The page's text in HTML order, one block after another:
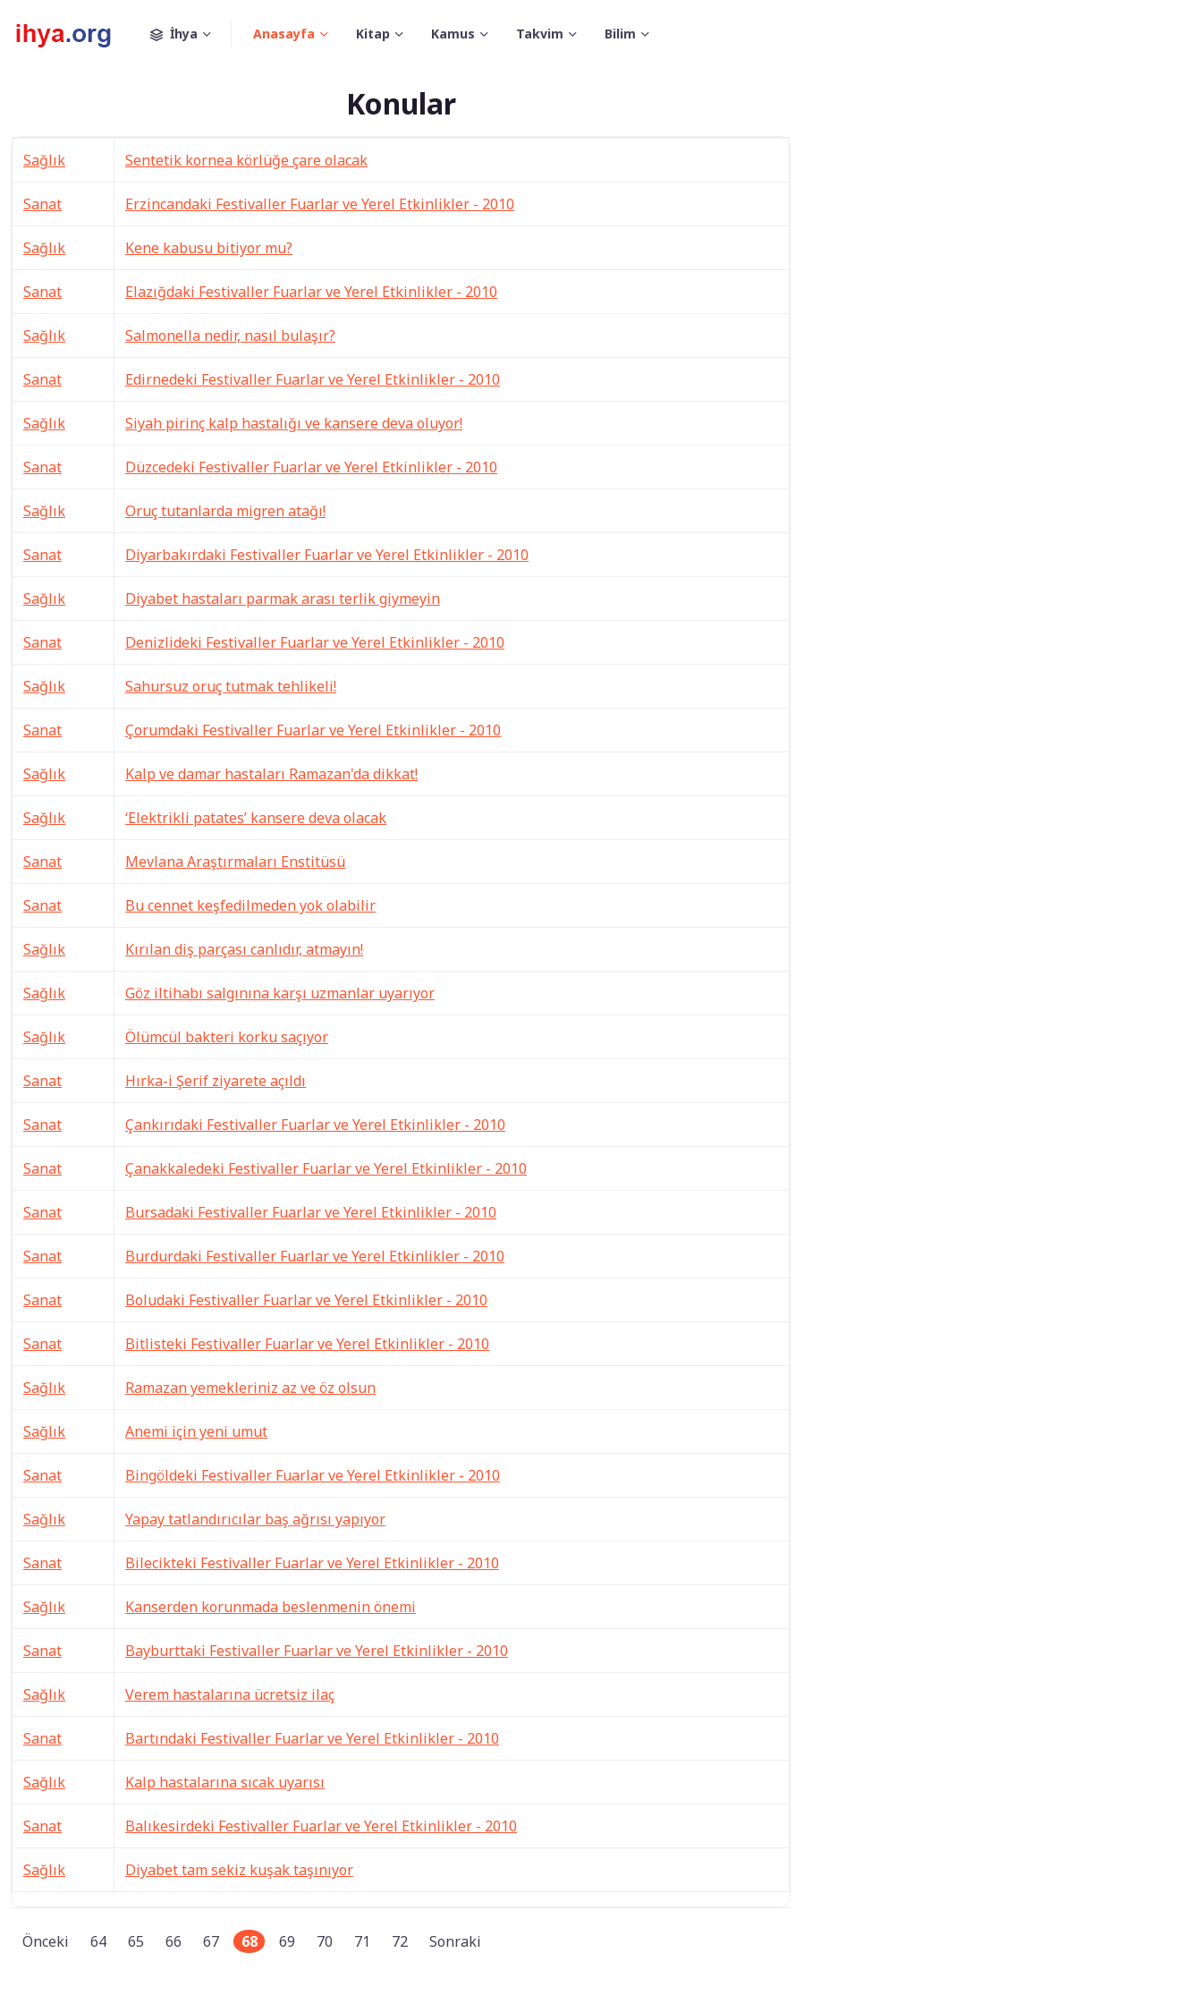
İhya Anasayfa Kitap Kamus Takvim Bilim
Konular
Sağlık Sentetik kornea körlüğe çare olacak
Sanat Erzincandaki Festivaller Fuarlar ve Yerel Etkinlikler - 2010
Sağlık Kene kabusu bitiyor mu?
Sanat Elazığdaki Festivaller Fuarlar ve Yerel Etkinlikler - 2010
Sağlık Salmonella nedir, nasıl bulaşır?
Sanat Edirnedeki Festivaller Fuarlar ve Yerel Etkinlikler - 2010
Sağlık Siyah pirinç kalp hastalığı ve kansere deva oluyor!
Sanat Düzcedeki Festivaller Fuarlar ve Yerel Etkinlikler - 2010
Sağlık Oruç tutanlarda migren atağı!
Sanat Diyarbakırdaki Festivaller Fuarlar ve Yerel Etkinlikler - 2010
Sağlık Diyabet hastaları parmak arası terlik giymeyin
Sanat Denizlideki Festivaller Fuarlar ve Yerel Etkinlikler - 2010
Sağlık Sahursuz oruç tutmak tehlikeli!
Sanat Çorumdaki Festivaller Fuarlar ve Yerel Etkinlikler - 2010
Sağlık Kalp ve damar hastaları Ramazan'da dikkat!
Sağlık ‘Elektrikli patates’ kansere deva olacak
Sanat Mevlana Araştırmaları Enstitüsü
Sanat Bu cennet keşfedilmeden yok olabilir
Sağlık Kırılan diş parçası canlıdır, atmayın!
Sağlık Göz iltihabı salgınına karşı uzmanlar uyarıyor
Sağlık Ölümcül bakteri korku saçıyor
Sanat Hırka-i Şerif ziyarete açıldı
Sanat Çankırıdaki Festivaller Fuarlar ve Yerel Etkinlikler - 2010
Sanat Çanakkaledeki Festivaller Fuarlar ve Yerel Etkinlikler - 2010
Sanat Bursadaki Festivaller Fuarlar ve Yerel Etkinlikler - 2010
Sanat Burdurdaki Festivaller Fuarlar ve Yerel Etkinlikler - 2010
Sanat Boludaki Festivaller Fuarlar ve Yerel Etkinlikler - 2010
Sanat Bitlisteki Festivaller Fuarlar ve Yerel Etkinlikler - 2010
Sağlık Ramazan yemekleriniz az ve öz olsun
Sağlık Anemi için yeni umut
Sanat Bingöldeki Festivaller Fuarlar ve Yerel Etkinlikler - 2010
Sağlık Yapay tatlandırıcılar baş ağrısı yapıyor
Sanat Bilecikteki Festivaller Fuarlar ve Yerel Etkinlikler - 2010
Sağlık Kanserden korunmada beslenmenin önemi
Sanat Bayburttaki Festivaller Fuarlar ve Yerel Etkinlikler - 2010
Sağlık Verem hastalarına ücretsiz ilaç
Sanat Bartındaki Festivaller Fuarlar ve Yerel Etkinlikler - 2010
Sağlık Kalp hastalarına sıcak uyarısı
Sanat Balıkesirdeki Festivaller Fuarlar ve Yerel Etkinlikler - 2010
Sağlık Diyabet tam sekiz kuşak taşınıyor
Önceki 64 65 66 67 68 69 70 71 72 Sonraki